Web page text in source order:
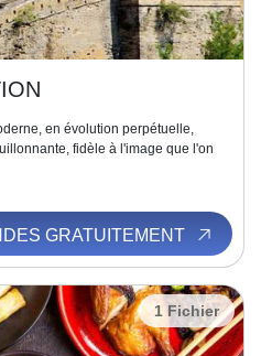
en évolution perpétuelle,
fidèle à l'image que l'on
GRATUITEMENT
1 Fichier